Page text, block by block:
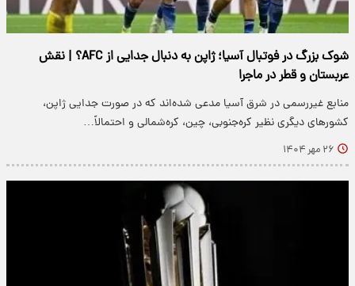
شوک بزرگ در فوتبال آسیا؛ ژاپن به دنبال جدایی از AFC؟ | نقش
عربستان و قطر در ماجرا
منابع غیررسمی در شرق آسیا مدعی شده‌اند که در صورت جدایی ژاپن،
کشورهای دیگری نظیر کره‌جنوبی، چین، کره‌شمالی و احتمالاً…
۲۶ مهر ۱۴۰۴